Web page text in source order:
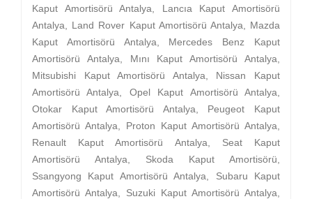
Kaput Amortisörü Antalya, Lancıa Kaput Amortisörü
Antalya, Land Rover Kaput Amortisörü Antalya, Mazda
Kaput Amortisörü Antalya, Mercedes Benz Kaput
Amortisörü Antalya, Mını Kaput Amortisörü Antalya,
Mitsubishi Kaput Amortisörü Antalya, Nissan Kaput
Amortisörü Antalya, Opel Kaput Amortisörü Antalya,
Otokar Kaput Amortisörü Antalya, Peugeot Kaput
Amortisörü Antalya, Proton Kaput Amortisörü Antalya,
Renault Kaput Amortisörü Antalya, Seat Kaput
Amortisörü Antalya, Skoda Kaput Amortisörü,
Ssangyong Kaput Amortisörü Antalya, Subaru Kaput
Amortisörü Antalya, Suzuki Kaput Amortisörü Antalya,